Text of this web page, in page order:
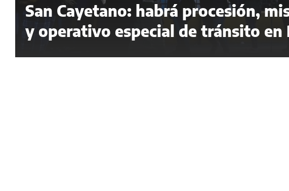
San Cayetano: habrá procesión,
y operativo especial de tránsito en